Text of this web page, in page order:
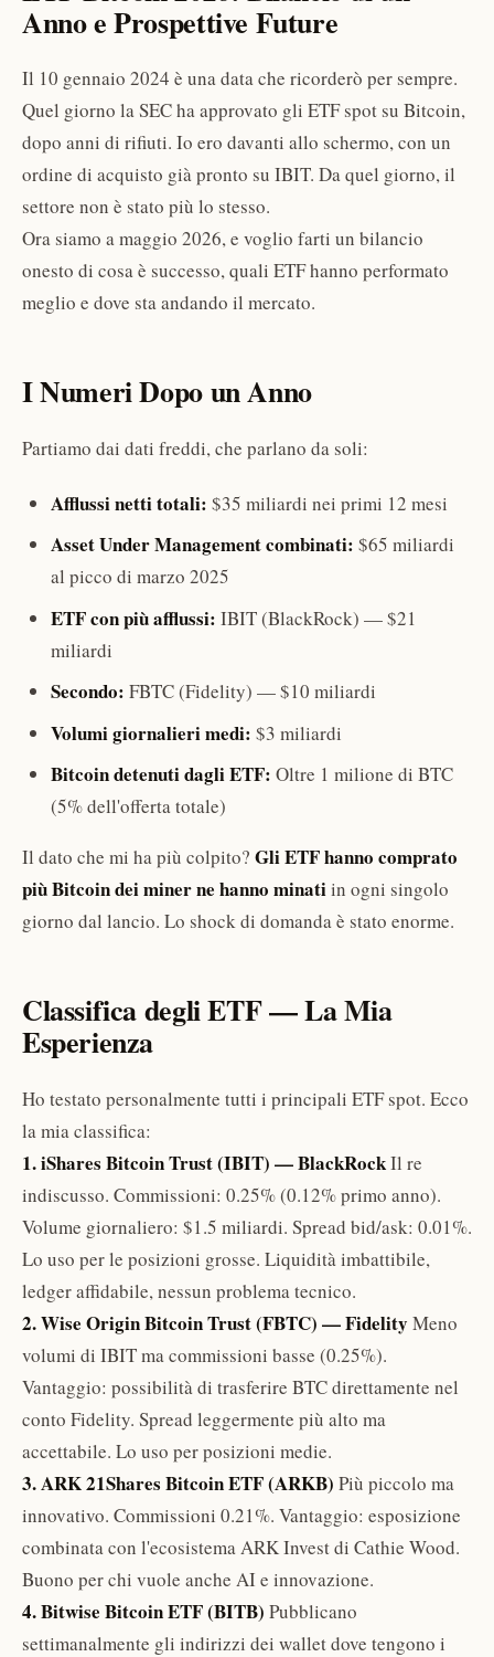
Anno e Prospettive Future
Il 10 gennaio 2024 è una data che ricorderò per sempre.
Quel giorno la SEC ha approvato gli ETF spot su Bitcoin,
dopo anni di rifiuti. Io ero davanti allo schermo, con un
ordine di acquisto già pronto su IBIT. Da quel giorno, il
settore non è stato più lo stesso.
Ora siamo a maggio 2026, e voglio farti un bilancio
onesto di cosa è successo, quali ETF hanno performato
meglio e dove sta andando il mercato.
I Numeri Dopo un Anno
Partiamo dai dati freddi, che parlano da soli:
Afflussi netti totali: $35 miliardi nei primi 12 mesi
Asset Under Management combinati: $65 miliardi
al picco di marzo 2025
ETF con più afflussi: IBIT (BlackRock) — $21
miliardi
Secondo: FBTC (Fidelity) — $10 miliardi
Volumi giornalieri medi: $3 miliardi
Bitcoin detenuti dagli ETF: Oltre 1 milione di BTC
(5% dell'offerta totale)
Il dato che mi ha più colpito? Gli ETF hanno comprato
più Bitcoin dei miner ne hanno minatiin ogni singolo
giorno dal lancio. Lo shock di domanda è stato enorme.
Classifica degli ETF — La Mia
Esperienza
Ho testato personalmente tutti i principali ETF spot. Ecco
la mia classifica:
1. iShares Bitcoin Trust (IBIT) — BlackRockIl re
indiscusso. Commissioni: 0.25% (0.12% primo anno).
Volume giornaliero: $1.5 miliardi. Spread bid/ask: 0.01%.
Lo uso per le posizioni grosse. Liquidità imbattibile,
ledger affidabile, nessun problema tecnico.
2. Wise Origin Bitcoin Trust (FBTC) — Fidelity Meno
volumi di IBIT ma commissioni basse (0.25%).
Vantaggio: possibilità di trasferire BTC direttamente nel
conto Fidelity. Spread leggermente più alto ma
accettabile. Lo uso per posizioni medie.
3. ARK 21Shares Bitcoin ETF (ARKB) Più piccolo ma
innovativo. Commissioni 0.21%. Vantaggio: esposizione
combinata con l'ecosistema ARK Invest di Cathie Wood.
Buono per chi vuole anche AI e innovazione.
4. Bitwise Bitcoin ETF (BITB) Pubblicano
settimanalmente gli indirizzi dei wallet dove tengono i